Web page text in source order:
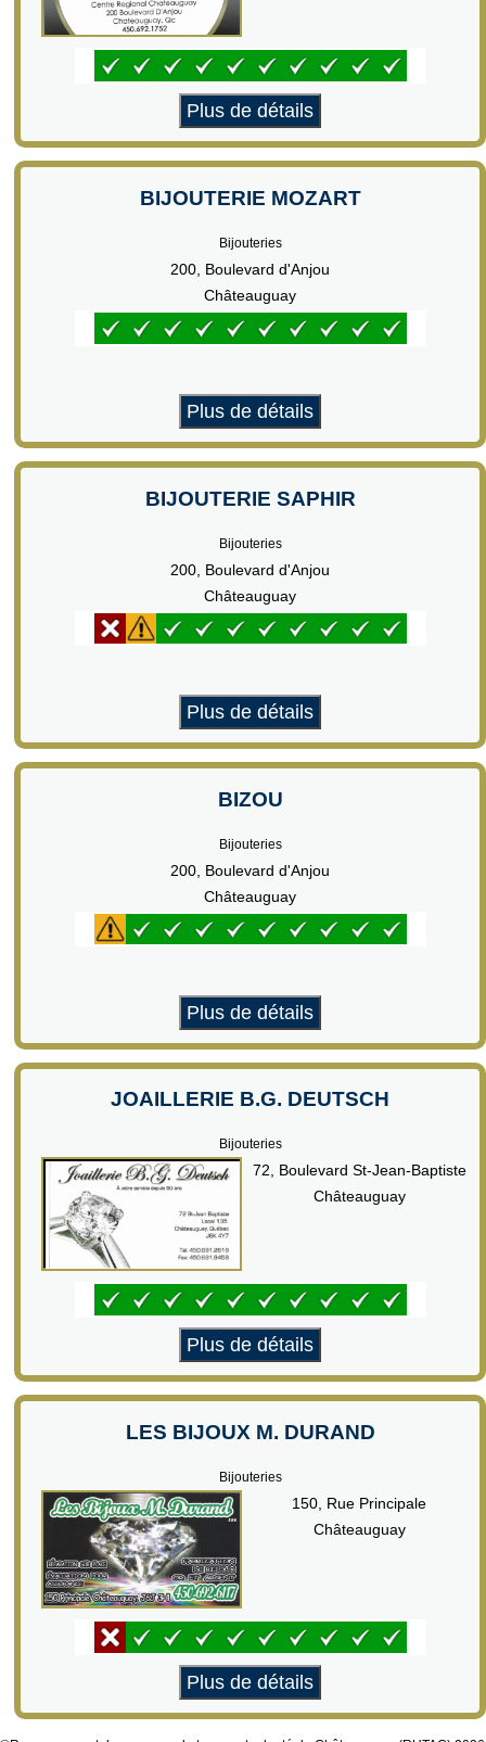
Plus de détails
BIJOUTERIE MOZART
Bijouteries
200, Boulevard d'Anjou
Châteauguay
Plus de détails
BIJOUTERIE SAPHIR
Bijouteries
200, Boulevard d'Anjou
Châteauguay
Plus de détails
BIZOU
Bijouteries
200, Boulevard d'Anjou
Châteauguay
Plus de détails
JOAILLERIE B.G. DEUTSCH
Bijouteries
72, Boulevard St-Jean-Baptiste
Châteauguay
Plus de détails
LES BIJOUX M. DURAND
Bijouteries
150, Rue Principale
Châteauguay
Plus de détails